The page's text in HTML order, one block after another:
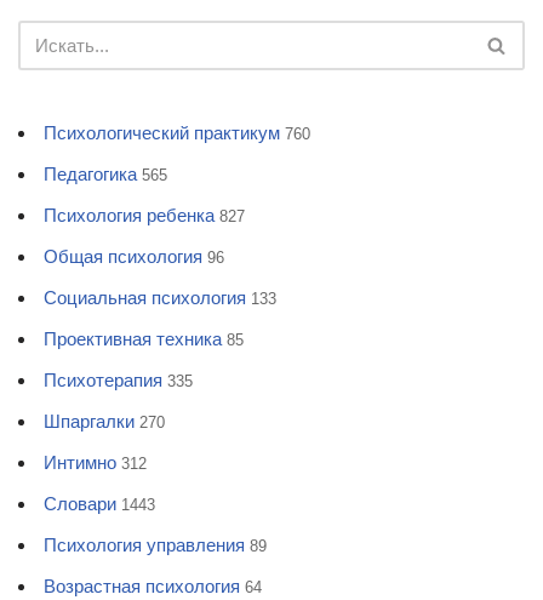
Психологический практикум 760
Педагогика 565
Психология ребенка 827
Общая психология 96
Социальная психология 133
Проективная техника 85
Психотерапия 335
Шпаргалки 270
Интимно 312
Словари 1443
Психология управления 89
Возрастная психология 64